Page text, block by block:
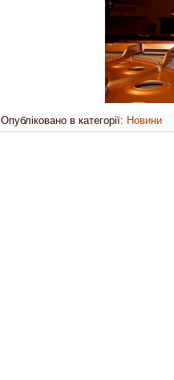
Опубліковано в категорії: Новини